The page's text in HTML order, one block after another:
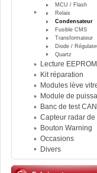
MCU / Flash
Relais
Condensateur
Fusible CMS
Transformateur
Diode /
Quartz
Lecture EEPROM
Kit réparation
Modules lève
Module de
Banc de test
Capteur radar de
Bouton Warning
Occasions
Divers